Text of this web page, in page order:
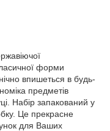
форми
впишеться в будь-
предметів
Набір запакований у
Це прекрасне
для Ваших